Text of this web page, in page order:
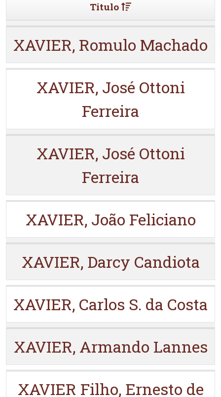
Titulo
XAVIER, Romulo Machado
XAVIER, José Ottoni
Ferreira
XAVIER, José Ottoni
Ferreira
XAVIER, João Feliciano
XAVIER, Darcy Candiota
XAVIER, Carlos S. da Costa
XAVIER, Armando Lannes
XAVIER Filho, Ernesto de